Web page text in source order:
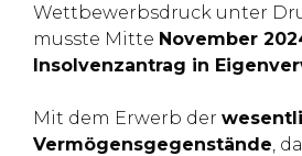
Wettbewerbsdruck unter
musste Mitte November
Insolvenzantrag in
Mit dem Erwerb der
Vermögensgegenstände,